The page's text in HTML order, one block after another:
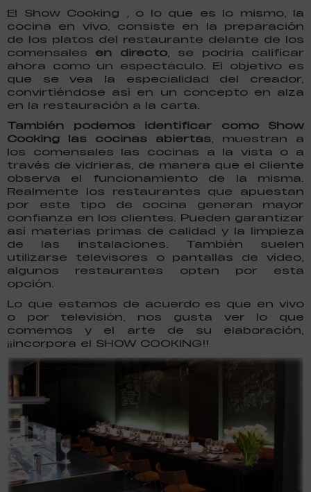
El Show Cooking , o lo que es lo mismo, la
cocina en vivo, consiste en la preparación
de los platos del restaurante delante de los
comensales en directo, se podría calificar
ahora como un espectáculo. El objetivo es
que se vea la especialidad del creador,
convirtiéndose así en un concepto en alza
en la restauración a la carta.
También podemos identificar como Show
Cooking las cocinas abiertas, muestran a
los comensales las cocinas a la vista o a
través de vidrieras, de manera que el cliente
observa el funcionamiento de la misma.
Realmente los restaurantes que apuestan
por este tipo de cocina generan mayor
confianza en los clientes. Pueden garantizar
así materias primas de calidad y la limpieza
de las instalaciones. También suelen
utilizarse televisores o pantallas de vídeo,
algunos restaurantes optan por esta
opción.
Lo que estamos de acuerdo es que en vivo
o por televisión, nos gusta ver lo que
comemos y el arte de su elaboración,
¡¡incorpora el SHOW COOKING!!